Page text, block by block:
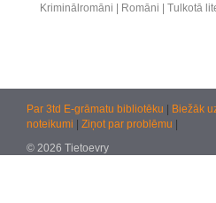
Kriminālromāni Romāni Tulkotā
Par 3td E-grāmatu bibliotēku Biežāk
noteikumi
Ziņot par problēmu
© 2026 Tietoevry